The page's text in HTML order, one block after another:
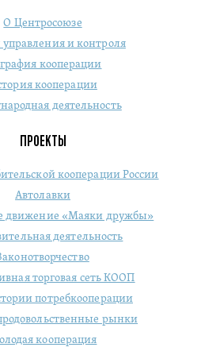
О Центросоюзе
и контроля
кооперации
кооперации
деятельность
ПРОЕКТЫ
кооперации России
Автолавки
движение «Маяки дружбы»
деятельность
торговая сеть КООП
потребкооперации
рынки
кооперация